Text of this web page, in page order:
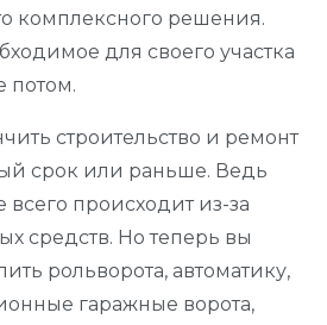
комплексного решения.
для своего участка
потом.
строительство и ремонт
срок или раньше. Ведь
происходит из-за
средств. Но теперь вы
рольворота, автоматику,
гаражные ворота,